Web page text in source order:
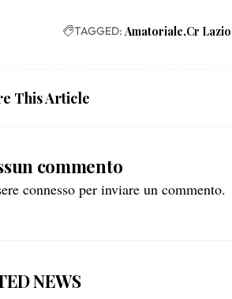
TAGGED: Amatoriale Cr Lazio
This Article
commento
connesso per inviare un commento.
NEWS